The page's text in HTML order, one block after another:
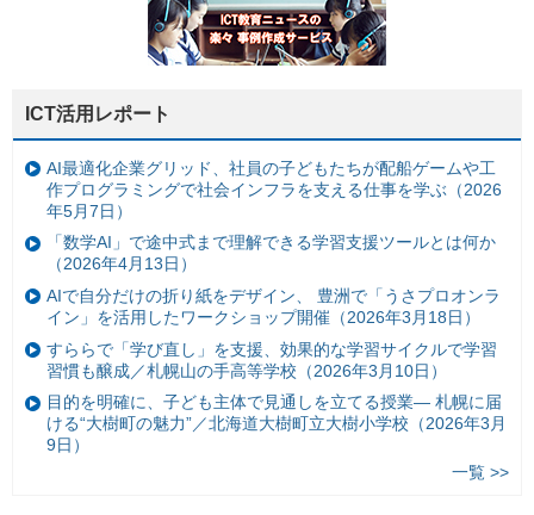
ICT活用レポート
AI最適化企業グリッド、社員の子どもたちが配船ゲームや工
作プログラミングで社会インフラを支える仕事を学ぶ（2026
年5月7日）
「数学AI」で途中式まで理解できる学習支援ツールとは何か
（2026年4月13日）
AIで自分だけの折り紙をデザイン、 豊洲で「うさプロオンラ
イン」を活用したワークショップ開催（2026年3月18日）
すららで「学び直し」を支援、効果的な学習サイクルで学習
習慣も醸成／札幌山の手高等学校（2026年3月10日）
目的を明確に、子ども主体で見通しを立てる授業— 札幌に届
ける“大樹町の魅力”／北海道大樹町立大樹小学校（2026年3月
9日）
一覧 >>